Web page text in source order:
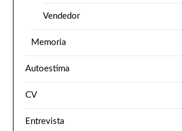
Vendedor
Memoria
Autoestima
CV
Entrevista